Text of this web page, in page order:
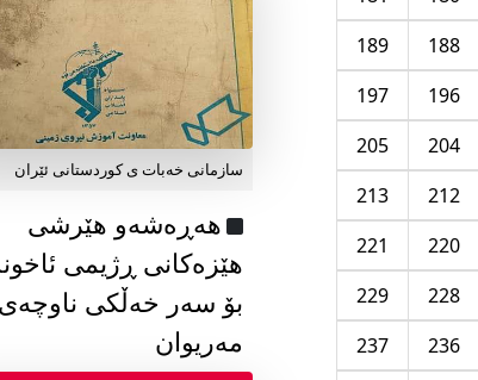
188
189
196
197
204
205
212
213
220
221
228
229
236
237
سازمانی خەبات ی كوردستانی ئێران
هەڕەشەو هێرشی
هێزەکانی ڕژیمی
بۆ سەر خەڵکی
مەریوان